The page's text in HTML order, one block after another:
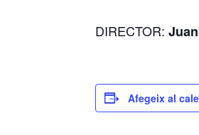
DIRECTOR:
Afegeix al